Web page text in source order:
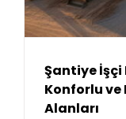
Şantiye İşçi
Konforlu ve
Alanları